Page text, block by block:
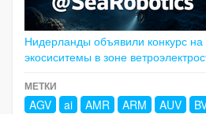
Нидерланды объявили конкурс
экосиситемы в зоне
МЕТКИ
AGV ai AMR ARM AUV